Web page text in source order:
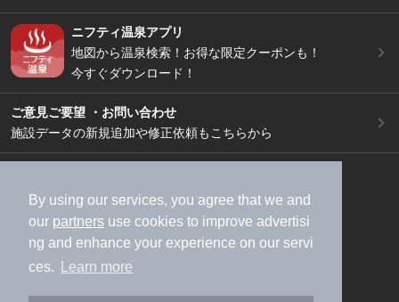
By using our services, you agree that we and
our partners use cookies to improve advertisi
ng and enhance your experience on our servi
ces.
Learn more
ニフティ温泉アプリ
地図から温泉検索！お得な限定クーポンも！
今すぐダウンロード！
ご意見ご要望 ・お問い合わせ
施設データの新規追加や修正依頼もこちらから
加盟店募集（資料請求）
広告出稿のご案内
利用規約
ライフスタイルMEMBERS+規約
特定商取引法に基づく表記
ヘルプ
採用情報
運営会社